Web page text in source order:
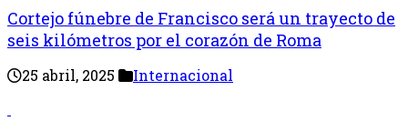
Cortejo fúnebre de Francisco será un trayecto de
seis kilómetros por el corazón de Roma
25 abril, 2025 Internacional